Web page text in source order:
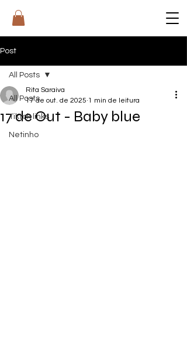
RIT
Post
All Posts
Tiktok links
Netinho
All Posts
17 de Out - Baby blue
Rita Saraiva
17 de out. de 2025 1 min de leitura